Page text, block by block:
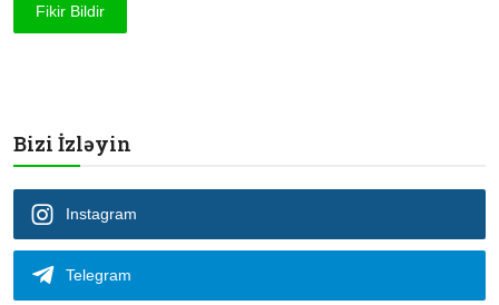
Fikir Bildir
Bizi İzləyin
Instagram
Telegram